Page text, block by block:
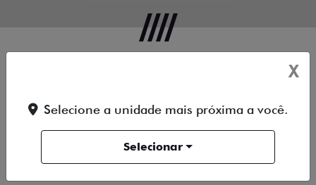
NOVOS
TITANO
X
Selecione a unidade mais próxima a você.
Selecionar